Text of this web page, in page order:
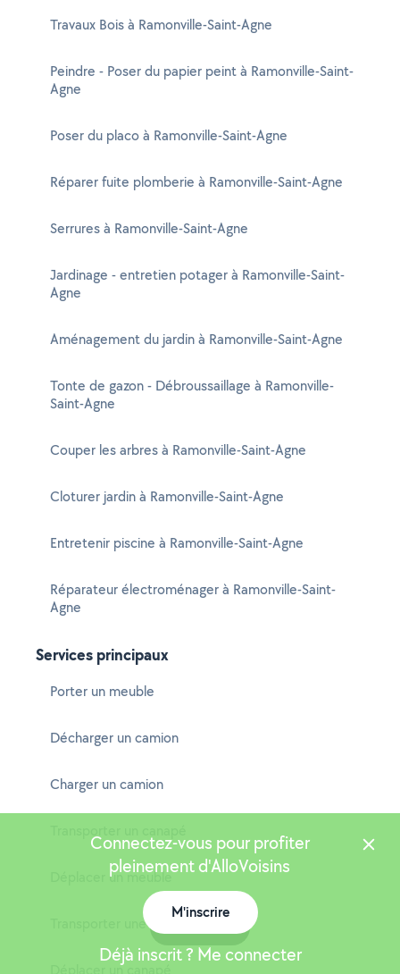
Travaux Bois à Ramonville-Saint-Agne
Peindre - Poser du papier peint à Ramonville-Saint-
Agne
Poser du placo à Ramonville-Saint-Agne
Réparer fuite plomberie à Ramonville-Saint-Agne
Serrures à Ramonville-Saint-Agne
Jardinage - entretien potager à Ramonville-Saint-
Agne
Aménagement du jardin à Ramonville-Saint-Agne
Tonte de gazon - Débroussaillage à Ramonville-
Saint-Agne
Couper les arbres à Ramonville-Saint-Agne
Cloturer jardin à Ramonville-Saint-Agne
Entretenir piscine à Ramonville-Saint-Agne
Réparateur électroménager à Ramonville-Saint-
Agne
Services principaux
Porter un meuble
Décharger un camion
Charger un camion
Déplacer un meuble
Transporter une machine à laver
Déplacer un canapé
Connectez-vous pour profiter
pleinement d'AlloVoisins
M'inscrire
Déjà inscrit ? Me connecter